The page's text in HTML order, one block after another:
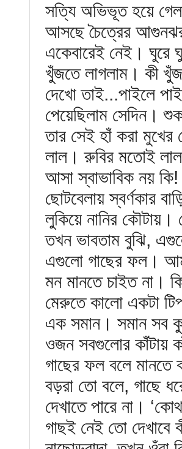
সত্যি অভিভূত হয়ে
আসছে চৈত্রের
একেবারেই নেই। ঘুরে
খুঁজতে লাগলাম। কী
দেখো তাই...পাইলে
পেয়েছিলাম সেদিন।
তার সেই হাঁ করা
লাল। রুবির মতোই
আসা স্বাভাবিক নয়
ছোটবেলায় স্বর্ণকার
লুকিয়ে নানির
তখন ভাবতাম বুঝি,
এগুলো গাছের ফল।
মন মানতে চাইত না।
মেরুতে কালো একটা
এক সমান। সমান সব
ওজন সবগুলোর কাঁটায়
গাছের ফল বলে মানতে
বড়রা তো বলে, গাছে
দেখাতে পারে না।
গাছই নেই তো দেখাবে